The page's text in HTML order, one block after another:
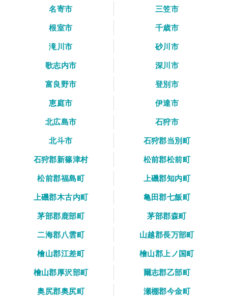
名寄市
三笠市
根室市
千歳市
滝川市
砂川市
歌志内市
深川市
富良野市
登別市
恵庭市
伊達市
北広島市
石狩市
北斗市
石狩郡当別町
石狩郡新篠津村
松前郡松前町
松前郡福島町
上磯郡知内町
上磯郡木古内町
亀田郡七飯町
茅部郡鹿部町
茅部郡森町
二海郡八雲町
山越郡長万部町
檜山郡江差町
檜山郡上ノ国町
檜山郡厚沢部町
爾志郡乙部町
奥尻郡奥尻町
瀬棚郡今金町